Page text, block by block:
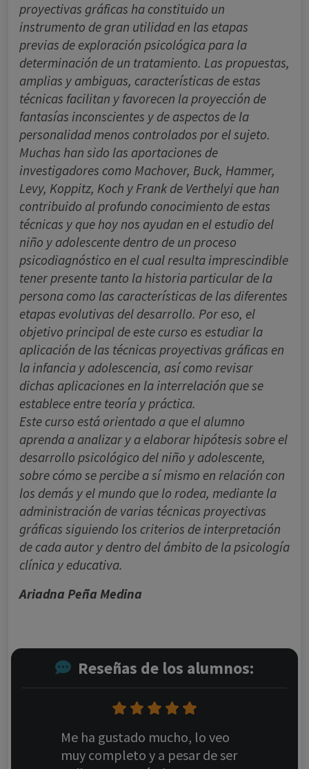
proyectivas gráficas ha constituido un
instrumento de gran utilidad en las etapas
previas de exploración psicológica para la
determinación de un tratamiento. Las propuestas,
amplias y ambiguas, características de estas
técnicas facilitan y favorecen la proyección de
fantasías inconscientes y de aspectos de la
personalidad menos controlados por el sujeto.
Muchas han sido las aportaciones de
investigadores como Machover, Buck, Hammer,
Levy, Koppitz, Koch y Frank de Verthelyi que han
contribuido al profundo conocimiento de estas
técnicas y que hoy nos ayudan en el estudio del
niño y adolescente dentro de un proceso
psicodiagnóstico en el cual resulta imprescindible
tener presente tanto la historia particular de la
persona como las características de las diferentes
etapas evolutivas del desarrollo. Por eso, el
objetivo principal de este curso es estudiar la
aplicación de las técnicas proyectivas gráficas en
la infancia y adolescencia, así como revisar
dichas aplicaciones en la interrelación que se
establece entre teoría y práctica.
Este curso está orientado a que el alumno
aprenda a analizar y a elaborar hipótesis sobre el
desarrollo psicológico del niño y adolescente,
sobre cómo se percibe a sí mismo en relación con
los demás y el mundo que lo rodea, mediante la
administración de varias técnicas proyectivas
gráficas siguiendo los criterios de interpretación
de cada autor y dentro del ámbito de la psicología
clínica y educativa.
Ariadna Peña Medina
Reseñas de los alumnos:
Me ha gustado mucho, lo veo
muy completo y a pesar de ser